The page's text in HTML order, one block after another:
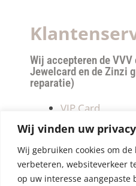
Wij vinden uw
Wij gebruiken cookies om
verbeteren, websiteverkeer
op uw interesse
Wij accepteren de
Jewelcard en de Zinzi
reparatie)
VIP Card
Retourneren
Betalen &
Privacy Policy
Algemene